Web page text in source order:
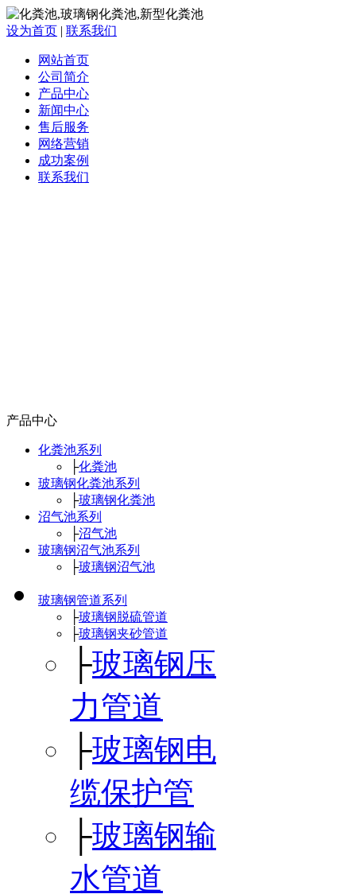
设为首页 | 联系我们
网站首页
公司简介
产品中心
新闻中心
售后服务
网络营销
成功案例
联系我们
产品中心
化粪池系列
├化粪池
玻璃钢化粪池系列
├玻璃钢化粪池
沼气池系列
├沼气池
玻璃钢沼气池系列
├玻璃钢沼气池
玻璃钢管道系列
├玻璃钢脱硫管道
├玻璃钢夹砂管道
├玻璃钢压
力管道
├玻璃钢电
缆保护管
├玻璃钢输
水管道